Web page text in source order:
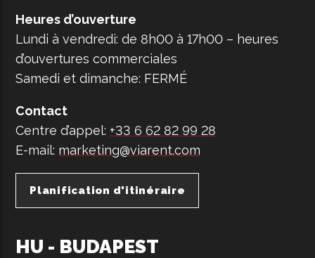
Heures d’ouverture
Lundi à vendredi: de 8h00 à 17h00 – heures
d’ouvertures commerciales
Samedi et dimanche: FERMÉ
Contact
Centre d’appel: +33 6 62 82 99 28
E-mail: marketing@viarent.com
Planification d'itinéraire
HU - BUDAPEST